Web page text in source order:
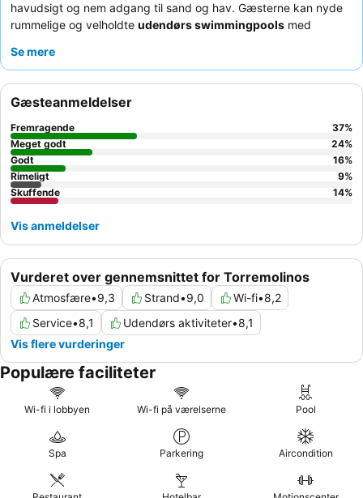
havudsigt og nem adgang til sand og hav. Gæsterne kan nyde
rummelige og velholdte udendørs swimmingpools med
personale
værelse medhavudsigt
de maleriske omgivelser.
Se mere
Vurderet over gennemsnittet for Torremolinos
Atmosfære•9,3 Strand•9,0 Wi-fi•8,2
Service•8,1 Udendørs aktiviteter•8,1
Vis flere vurderinger
Gæsteanmeldelser
Fremragende 37%
Meget godt
24%
Godt
16%
Rimeligt
9%
Skuffende
14%
Vis anmeldelser
Populære faciliteter
Wi-fi i lobbyen Wi-fi på værelserne Pool
Spa Parkering Aircondition